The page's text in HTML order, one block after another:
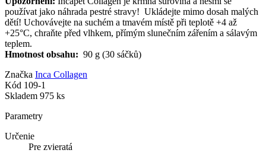
používat jako náhrada pestré stravy! Ukládejte mimo dosah malých
dětí! Uchovávejte na suchém a tmavém místě při teplotě +4 až
+25°C, chraňte před vlhkem, přímým slunečním zářením a sálavým
teplem.
Hmotnost obsahu: 90 g (30 sáčků)
Značka Inca Collagen
Kód 109-1
Skladem 975 ks
Parametry
Určenie
Pre zvieratá